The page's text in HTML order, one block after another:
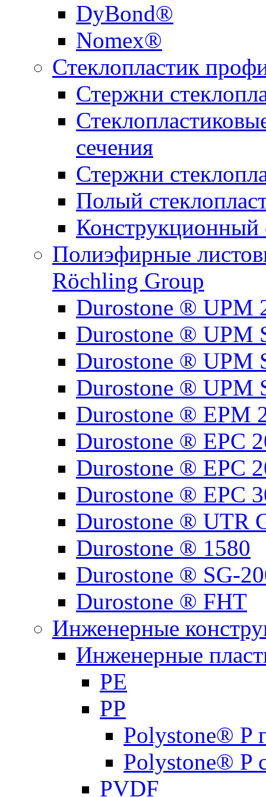
DyBond®
Nomex®
Стеклопластик
Стержни
сечения
Стержни
Полый
Конструкционный
Полиэфирные
Röchling Group
Durostone ® UPM
Durostone ® UPM
Durostone ® UPM
Durostone ® UPM
Durostone ® EPM
Durostone ® EPC
Durostone ® EPC
Durostone ® EPC
Durostone ® UTR
Durostone ® 1580
Durostone ® SG-
Durostone ® FHT
Инженерные
Инженерные
PE
PP
Polystone® P
Polystone® P
PVDF